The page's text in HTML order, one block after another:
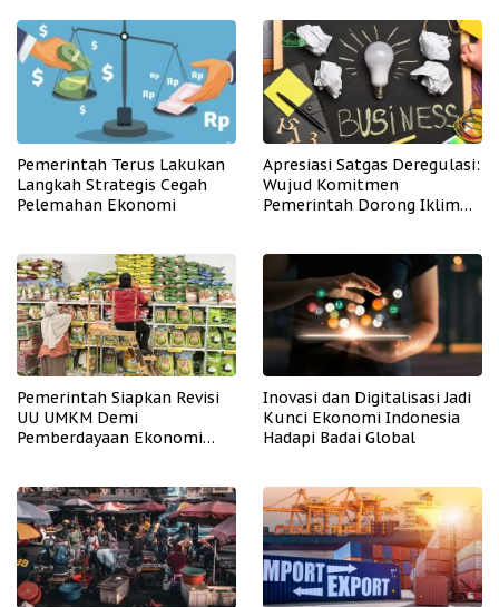
Pemerintah Terus Lakukan
Langkah Strategis Cegah
Pelemahan Ekonomi
Apresiasi Satgas Deregulasi:
Wujud Komitmen
Pemerintah Dorong Iklim
Pemerintah Siapkan Revisi
UU UMKM Demi
Pemberdayaan Ekonomi
Inovasi dan Digitalisasi Jadi
Kunci Ekonomi Indonesia
Hadapi Badai Global